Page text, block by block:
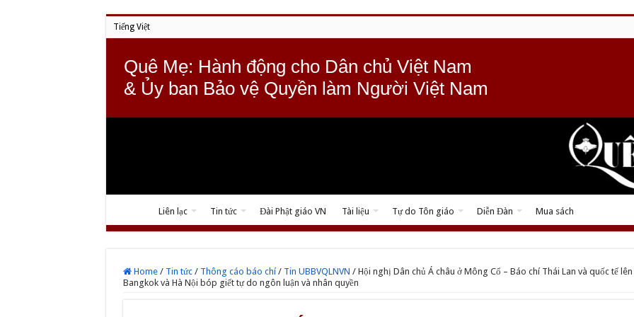
Tiếng Việt
Quê Mẹ: Hành động cho Dân chủ Việt Nam
& Ủy ban Bảo vệ Quyền làm Người Việt Nam
Liên lạc Tin tức Đài Phật giáo VN Tài liệu Tự do Tôn giáo Diễn Đàn Mua sách
Home / Tin tức / Thông cáo báo chí / Tin UBBVQLNVN / Hội nghị Dân chủ Á châu ở Mông Cổ – Báo chí Thái Lan và quốc tế lên
Bangkok và Hà Nội bóp giết tự do ngôn luận và nhân quyền